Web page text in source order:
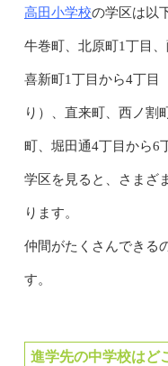
高田小学校の学区は以
牛巻町、北原町1丁目
喜新町1丁目から4丁目
り）、直来町、西ノ割
町、堀田通4丁目から6
学区を見ると、さまざ
ります。
仲間がたくさんできる
す。
進学先の中学校はど